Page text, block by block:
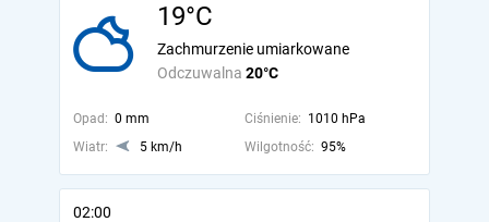
19°C
Odczuwalna 20°C
Zachmurzenie umiarkowane
Opad: 0 mm Ciśnienie: 1010 hPa
Wiatr:
5 km/h Wilgotność: 95%
02:00